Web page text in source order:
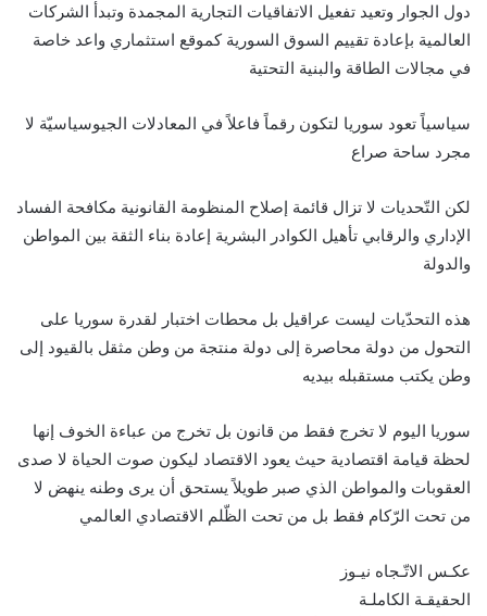
دول الجوار وتعيد تفعيل الاتفاقيات التجارية المجمدة وتبدأ الشركات
العالمية بإعادة تقييم السوق السورية كموقع استثماري واعد خاصة
في مجالات الطاقة والبنية التحتية
سياسياً تعود سوريا لتكون رقماً فاعلاً في المعادلات الجيوسياسيّة لا
مجرد ساحة صراع
لكن التّحديات لا تزال قائمة إصلاح المنظومة القانونية مكافحة الفساد
الإداري والرقابي تأهيل الكوادر البشرية إعادة بناء الثقة بين المواطن
والدولة
هذه التحدّيات ليست عراقيل بل محطات اختبار لقدرة سوريا على
التحول من دولة محاصرة إلى دولة منتجة من وطن مثقل بالقيود إلى
وطن يكتب مستقبله بيديه
سوريا اليوم لا تخرج فقط من قانون بل تخرج من عباءة الخوف إنها
لحظة قيامة اقتصادية حيث يعود الاقتصاد ليكون صوت الحياة لا صدى
العقوبات والمواطن الذي صبر طويلاً يستحق أن يرى وطنه ينهض لا
من تحت الرّكام فقط بل من تحت الظّلم الاقتصادي العالمي
عكـس الاتّـجاه نيـوز
الحقيقـة الكاملـة